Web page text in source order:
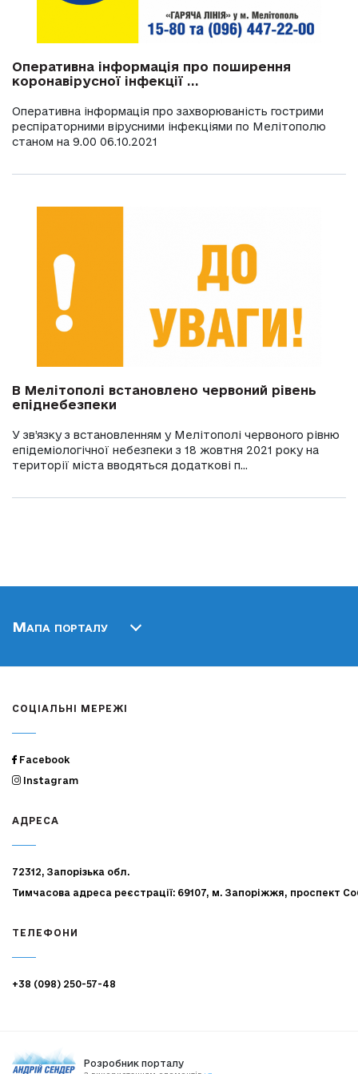
Оперативна інформація про поширення
коронавірусної інфекції ...
Оперативна інформація про захворюваність гострими
респіраторними вірусними інфекціями по Мелітополю
станом на 9.00 06.10.2021
В Мелітополі встановлено червоний рівень
епіднебезпеки
У зв’язку з встановленням у Мелітополі червоного рівню
епідеміологічної небезпеки з 18 жовтня 2021 року на
території міста вводяться додаткові п...
Мапа порталу
СОЦІАЛЬНІ МЕРЕЖІ
Facebook
Instagram
АДРЕСА
72312, Запорізька обл.
Тимчасова адреса реєстрації: 69107, м. Запоріжжя, проспект
ТЕЛЕФОНИ
+38 (098) 250-57-48
Розробник порталу